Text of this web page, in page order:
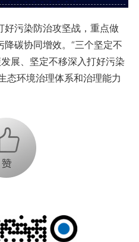
污染防治攻坚战，重点做
降碳协同增效。“三个坚定不
展、坚定不移深入打好污染
态环境治理体系和治理能力
+1